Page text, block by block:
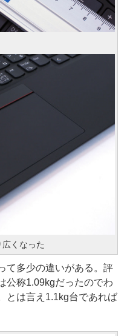
くなった
て多少の違いがある。評
公称1.09kgだったのでわ
とは言え1.1kg台であれば